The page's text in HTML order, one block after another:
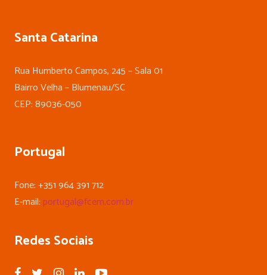
Santa Catarina
Rua Humberto Campos, 245 – Sala 01
Bairro Velha – Blumenau/SC
CEP: 89036-050
Portugal
Fone: +351 964 391 712
E-mail: portugal@fcem.com.br
Redes Sociais